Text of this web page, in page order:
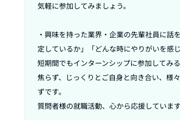
気軽に参加してみましょう。
・興味を持った業界・企業の先輩社員に
定しているか」「どんな時にやりがいを感
短期間でもインターンシップに参加してみ
焦らず、じっくりとご自身と向き合い、様
ずです。
質問者様の就職活動、心から応援していま